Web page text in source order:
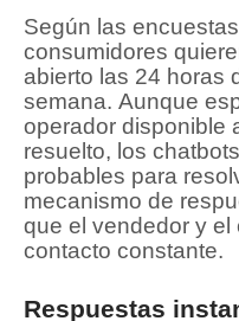
Según las
consumidores
abierto las 24 horas
semana. Aunque
operador disponible
resuelto, los
probables para
mecanismo de
que el vendedor y el
contacto constante.
Respuestas